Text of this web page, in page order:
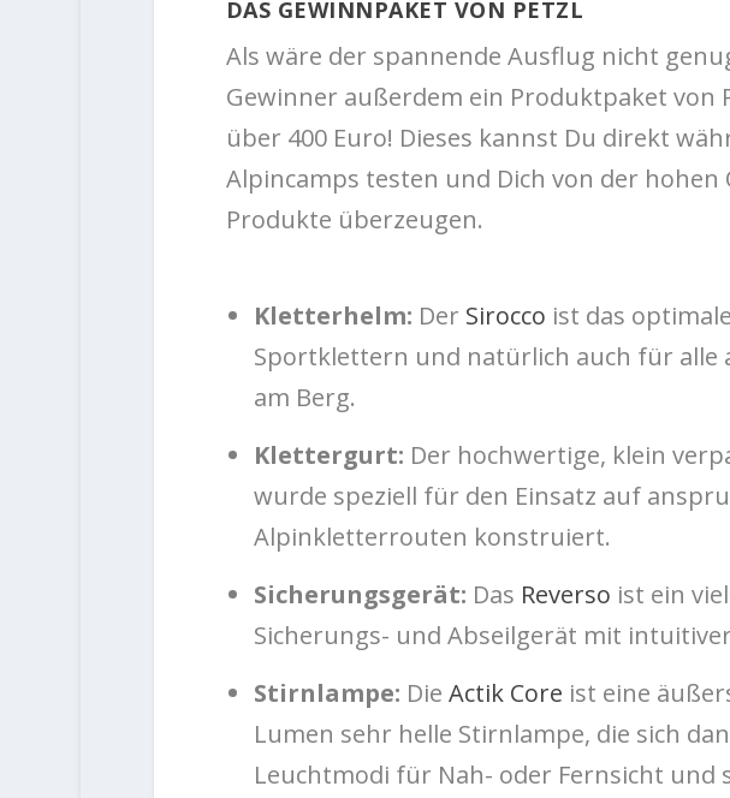
DAS GEWINNPAKET VON PETZL
Als wäre der spannende Ausflug nicht
Gewinner außerdem ein Produktpaket von
über 400 Euro! Dieses kannst Du direkt
Alpincamps testen und Dich von der hohen
Produkte überzeugen.
Kletterhelm: Der Sirocco ist das
Sportklettern und natürlich auch für alle
am Berg.
Klettergurt: Der hochwertige, klein
wurde speziell für den Einsatz auf
Alpinkletterrouten konstruiert.
Sicherungsgerät: Das Reverso ist ein
Sicherungs- und Abseilgerät mit
Stirnlampe: Die Actik Core ist eine
Lumen sehr helle Stirnlampe, die sich
Leuchtmodi für Nah- oder Fernsicht und